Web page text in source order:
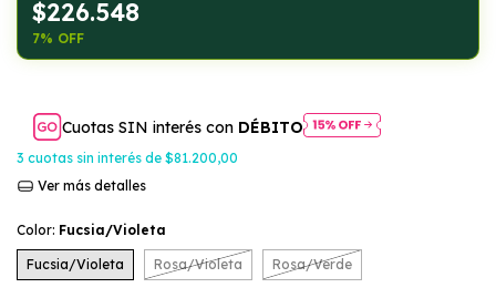
$226.548
7% OFF
Cuotas SIN interés con DÉBITO
3 cuotas sin interés de $81.200,00
Ver más detalles
Color: Fucsia/Violeta
Fucsia/Violeta Rosa/Violeta Rosa/Verde